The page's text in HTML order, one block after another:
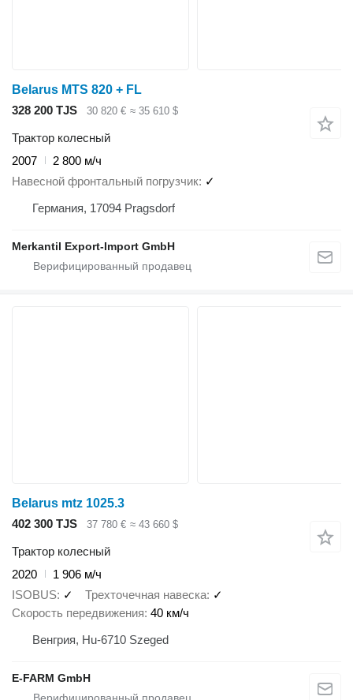
Belarus MTS 820 + FL
328 200 TJS
30 820 € ≈ 35 610 $
Трактор колесный
2007
2 800 м/ч
Навесной фронтальный погрузчик ✓
Германия, 17094 Pragsdorf
Merkantil Export-Import GmbH
Belarus mtz 1025.3
402 300 TJS
37 780 € ≈ 43 660 $
Трактор колесный
2020
1 906 м/ч
ISOBUS ✓ Трехточечная навеска ✓
Скорость передвижения 40 км/ч
Венгрия, Hu-6710 Szeged
E-FARM GmbH